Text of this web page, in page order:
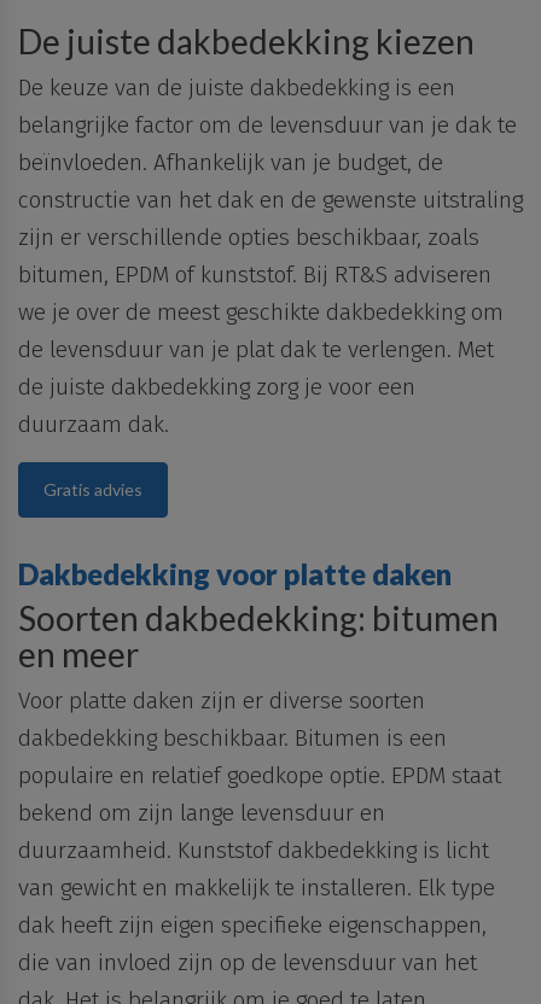
De juiste dakbedekking kiezen
De keuze van de juiste dakbedekking is een
belangrijke factor om de levensduur van je dak te
beïnvloeden. Afhankelijk van je budget, de
constructie van het dak en de gewenste uitstraling
zijn er verschillende opties beschikbaar, zoals
bitumen, EPDM of kunststof. Bij RT&S adviseren
we je over de meest geschikte dakbedekking om
de levensduur van je plat dak te verlengen. Met
de juiste dakbedekking zorg je voor een
duurzaam dak.
Gratis advies
Dakbedekking voor platte daken
Soorten dakbedekking: bitumen
en meer
Voor platte daken zijn er diverse soorten
dakbedekking beschikbaar. Bitumen is een
populaire en relatief goedkope optie. EPDM staat
bekend om zijn lange levensduur en
duurzaamheid. Kunststof dakbedekking is licht
van gewicht en makkelijk te installeren. Elk type
dak heeft zijn eigen specifieke eigenschappen,
die van invloed zijn op de levensduur van het